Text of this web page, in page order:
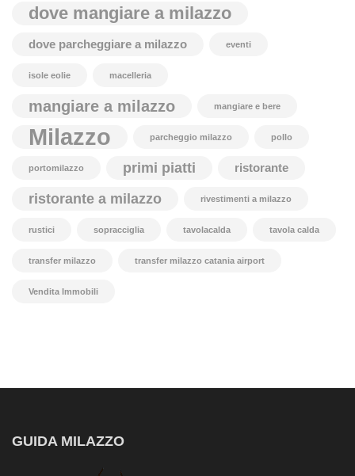
dove mangiare a milazzo
dove parcheggiare a milazzo eventi
isole eolie macelleria
mangiare a milazzo mangiare e bere
Milazzo parcheggio milazzo pollo
portomilazzo primi piatti ristorante
ristorante a milazzo rivestimenti a milazzo
rustici sopracciglia tavolacalda tavola calda
transfer milazzo transfer milazzo catania airport
Vendita Immobili
GUIDA MILAZZO